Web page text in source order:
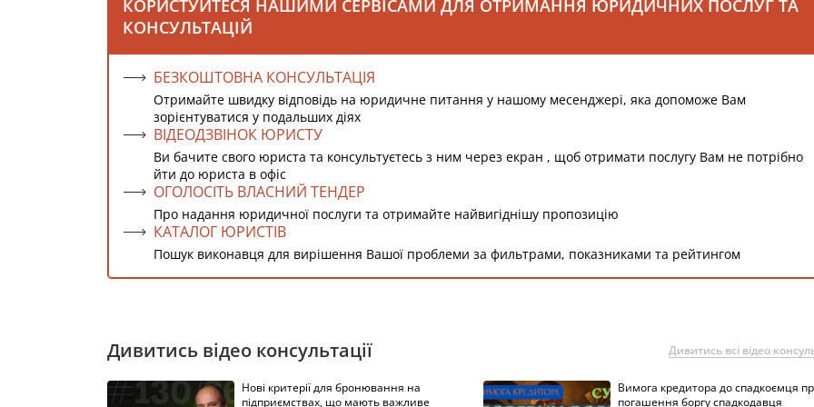
КОРИСТУЙТЕСЯ НАШИМИ СЕРВІСАМИ ДЛЯ ОТРИМАННЯ ЮРИДИЧНИХ ПОСЛУГ ТА
КОНСУЛЬТАЦІЙ
БЕЗКОШТОВНА КОНСУЛЬТАЦІЯ
Отримайте швидку відповідь на юридичне питання у нашому месенджері, яка допоможе Вам
зорієнтуватися у подальших діях
ВІДЕОДЗВІНОК ЮРИСТУ
Ви бачите свого юриста та консультуєтесь з ним через екран , щоб отримати послугу Вам не потрібно
йти до юриста в офіс
ОГОЛОСІТЬ ВЛАСНИЙ ТЕНДЕР
Про надання юридичної послуги та отримайте найвигіднішу пропозицію
КАТАЛОГ ЮРИСТІВ
Пошук виконавця для вирішення Вашої проблеми за фильтрами, показниками та рейтингом
Дивитись відео консультації Дивитись всі відео
Нові критерії для бронювання на
підприємствах, що мають важливе
Вимога кредитора до спадкоємця
погашення боргу спадкодавця